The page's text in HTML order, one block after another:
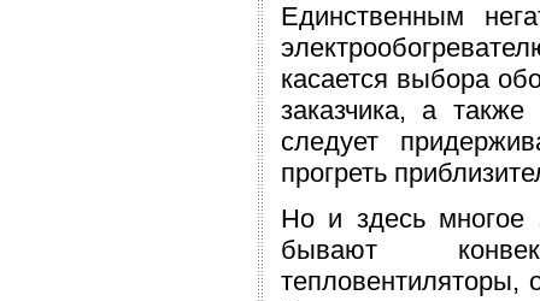
Единственным
касается выбора
заказчика, а
следует
прогреть
Но и здесь многое
бывают
тепловентиляторы,